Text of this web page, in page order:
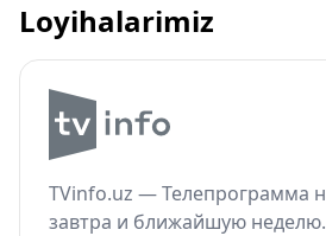
Loyihalarimiz
TVinfo.uz — Телепрограмма
завтра и ближайшую неделю.